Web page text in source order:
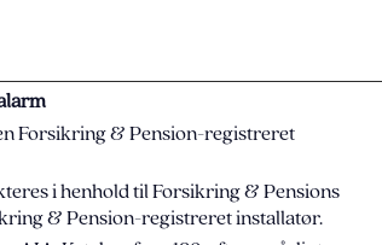
Forsikring & Pension-registreret
i henhold til Forsikring & Pensions
& Pension-registreret installatør.